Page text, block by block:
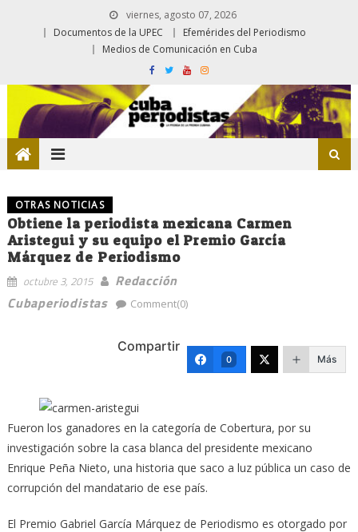
viernes, agosto 07, 2026
Documentos de la UPEC
Efemérides del Periodismo
Medios de Comunicación en Cuba
OTRAS NOTICIAS
Obtiene la periodista mexicana Carmen
Aristegui y su equipo el Premio García
Márquez de Periodismo
octubre 3, 2015
Redacción
Cubaperiodistas
Comment(0)
Compartir
0 Más
Fueron los ganadores en la categoría de Cobertura, por su
investigación sobre la casa blanca del presidente mexicano
Enrique Peña Nieto, una historia que saco a luz pública un caso de
corrupción del mandatario de ese país.
El Premio Gabriel García Márquez de Periodismo es otorgado por